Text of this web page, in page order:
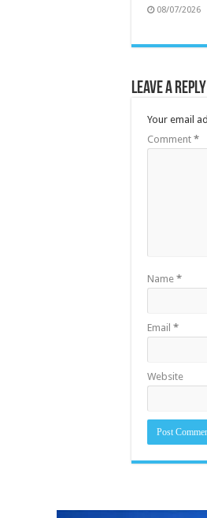
08/07/2026
Leave a Reply
Your email
Comment *
Name *
Email *
Website